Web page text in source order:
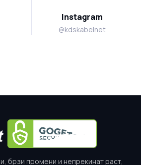
Instagram
@kdskabelnet
брзи промени и непрекинат раст,